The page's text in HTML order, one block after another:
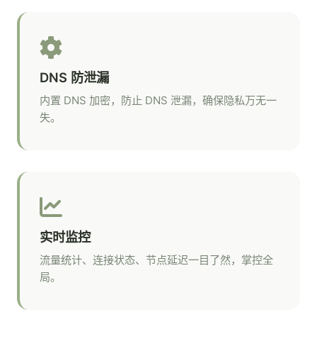
DNS 防泄漏
内置 DNS 加密，防止 DNS 泄漏，确保隐私万无一
失。
实时监控
流量统计、连接状态、节点延迟一目了然，掌控全
局。